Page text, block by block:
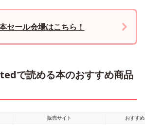
セール会場はこちら！
で読める本のおすすめ商品
販売サイト
おすす